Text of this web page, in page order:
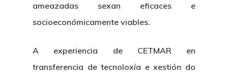
ameazadas sexan eficaces e
socioeconómicamente viables.
A experiencia de CETMAR en
transferencia de tecnoloxía e xestión do